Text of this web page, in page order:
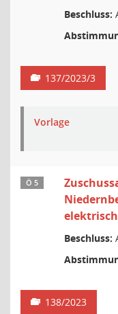
Beschluss:
137/2023/3
Vorlage
Ö 5
Beschluss:
138/2023